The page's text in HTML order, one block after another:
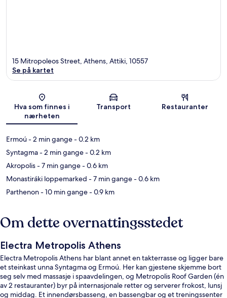
Kart
15 Mitropoleos Street, Athens, Attiki, 10557
Se på kartet
Hva som finnes i
nærheten
Transport Restauranter
Ermoú- 2 min gange- 0.2 km
Syntagma- 2 min gange- 0.2 km
Akropolis- 7 min gange- 0.6 km
Monastiráki loppemarked - 7 min gange- 0.6 km
Parthenon- 10 min gange- 0.9 km
Om dette overnattingsstedet
Electra Metropolis Athens
Electra Metropolis Athens har blant annet en takterrasse og ligger bare
et steinkast unna Syntagma og Ermoú. Her kan gjestene skjemme bort
seg selv med massasje i spaavdelingen, og Metropolis Roof Garden (én
av 2 restauranter) byr på internasjonale retter og serverer frokost, lunsj
og middag. Et innendørsbasseng, en bassengbar og et treningssenter